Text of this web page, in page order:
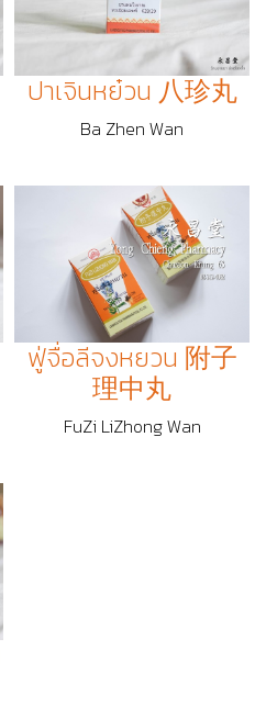
ปาเจินหย๋วน 八珍丸
Ba Zhen Wan
ฟู่จื่อลีจงหยวน 附子
理中丸
FuZi LiZhong Wan